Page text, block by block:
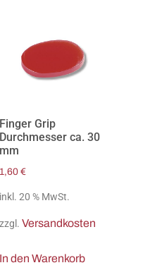
Finger Grip
Durchmesser ca. 30
mm
1,60 €
inkl. 20 % MwSt.
zzgl. Versandkosten
In den Warenkorb